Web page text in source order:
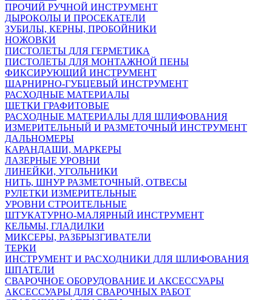
ПРОЧИЙ РУЧНОЙ ИНСТРУМЕНТ
ДЫРОКОЛЫ И ПРОСЕКАТЕЛИ
ЗУБИЛЫ, КЕРНЫ, ПРОБОЙНИКИ
НОЖОВКИ
ПИСТОЛЕТЫ ДЛЯ ГЕРМЕТИКА
ПИСТОЛЕТЫ ДЛЯ МОНТАЖНОЙ ПЕНЫ
ФИКСИРУЮЩИЙ ИНСТРУМЕНТ
ШАРНИРНО-ГУБЦЕВЫЙ ИНСТРУМЕНТ
РАСХОДНЫЕ МАТЕРИАЛЫ
ЩЕТКИ ГРАФИТОВЫЕ
РАСХОДНЫЕ МАТЕРИАЛЫ ДЛЯ ШЛИФОВАНИЯ
ИЗМЕРИТЕЛЬНЫЙ И РАЗМЕТОЧНЫЙ ИНСТРУМЕНТ
ДАЛЬНОМЕРЫ
КАРАНДАШИ, МАРКЕРЫ
ЛАЗЕРНЫЕ УРОВНИ
ЛИНЕЙКИ, УГОЛЬНИКИ
НИТЬ, ШНУР РАЗМЕТОЧНЫЙ, ОТВЕСЫ
РУЛЕТКИ ИЗМЕРИТЕЛЬНЫЕ
УРОВНИ СТРОИТЕЛЬНЫЕ
ШТУКАТУРНО-МАЛЯРНЫЙ ИНСТРУМЕНТ
КЕЛЬМЫ, ГЛАДИЛКИ
МИКСЕРЫ, РАЗБРЫЗГИВАТЕЛИ
ТЕРКИ
ИНСТРУМЕНТ И РАСХОДНИКИ ДЛЯ ШЛИФОВАНИЯ
ШПАТЕЛИ
СВАРОЧНОЕ ОБОРУДОВАНИЕ И АКСЕССУАРЫ
АКСЕССУАРЫ ДЛЯ СВАРОЧНЫХ РАБОТ